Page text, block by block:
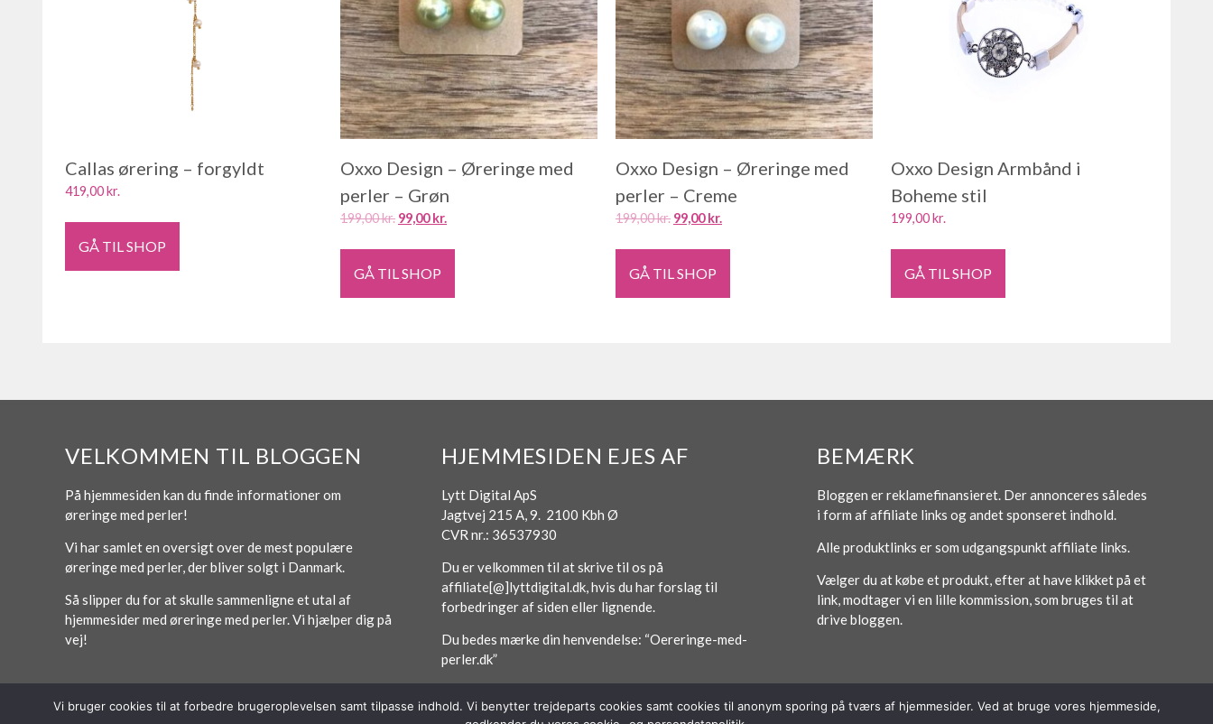
Callas ørering – forgyldt
419,00kr.
GÅ TIL SHOP
Oxxo Design – Øreringe med
perler – Grøn
199,00kr. 99,00kr.
GÅ TIL SHOP
Oxxo Design – Øreringe med
perler – Creme
199,00kr. 99,00kr.
GÅ TIL SHOP
Oxxo Design Armbånd i
Boheme stil
199,00kr.
GÅ TIL SHOP
VELKOMMEN TIL BLOGGEN
På hjemmesiden kan du finde informationer om
øreringe med perler!
Vi har samlet en oversigt over de mest populære
øreringe med perler, der bliver solgt i Danmark.
Så slipper du for at skulle sammenligne et utal af
hjemmesider med øreringe med perler. Vi hjælper dig på
vej!
HJEMMESIDEN EJES AF
Lytt Digital ApS
Jagtvej 215 A, 9. 2100 Kbh Ø
CVR nr.: 36537930
Du er velkommen til at skrive til os på
affiliate[@]lyttdigital.dk, hvis du har forslag til
forbedringer af siden eller lignende.
Du bedes mærke din henvendelse: “Oereringe-med-
perler.dk”
BEMÆRK
Bloggen er reklamefinansieret. Der annonceres således
i form af affiliate links og andet sponseret indhold.
Alle produktlinks er som udgangspunkt affiliate links.
Vælger du at købe et produkt, efter at have klikket på et
link, modtager vi en lille kommission, som bruges til at
drive bloggen.
Vi bruger cookies til at forbedre brugeroplevelsen samt tilpasse indhold. Vi benytter trejdeparts cookies samt cookies til anonym sporing på tværs af hjemmesider. Ved at bruge vores hjemmeside,